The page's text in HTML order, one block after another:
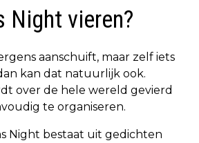
Night vieren?
aanschuift, maar zelf iets
kan dat natuurlijk ook.
over de hele wereld gevierd
te organiseren.
Night bestaat uit gedichten